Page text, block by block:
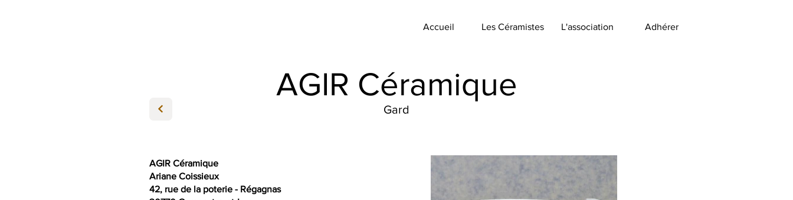
Accueil Les Céramistes L'association Adhérer
AGIR Céramique
Gard
AGIR Céramique
Ariane Coissieux
42, rue de la poterie - Régagnas